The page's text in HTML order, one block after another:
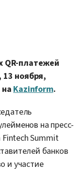
QR-платежей
ноября,
Kazinform.
на пресс-
Fintech Summit
банков
и участие